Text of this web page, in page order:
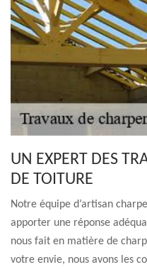
UN EXPERT DES
DE TOITURE
Notre équipe d’artisan
apporter une réponse
nous fait en matière de
votre envie, nous avons les